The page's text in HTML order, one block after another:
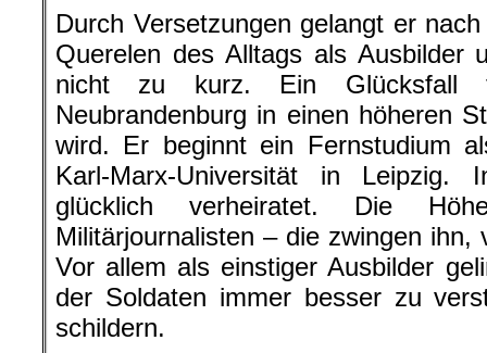
Durch Versetzungen gelangt er
Querelen des Alltags als Ausbilder
nicht zu kurz. Ein
Neubrandenburg in einen höheren
wird. Er beginnt ein Fernstudium
Karl-Marx-Universität in Leipzig.
glücklich verheiratet. Die
Militärjournalisten – die zwingen ihn,
Vor allem als einstiger Ausbilder
der Soldaten immer besser zu
schildern.